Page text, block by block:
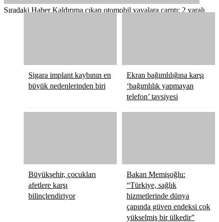
Sıradaki Haber Kaldırıma çıkan otomobil yayalara çarptı: 2 yaralı
Sigara implant kaybının en
büyük nedenlerinden biri
Ekran bağımlılığına karşı
‘bağımlılık yapmayan
telefon’ tavsiyesi
Büyükşehir, çocukları
afetlere karşı
bilinçlendiriyor
Bakan Memişoğlu:
“Türkiye, sağlık
hizmetlerinde dünya
çapında güven endeksi çok
yükselmiş bir ülkedir”